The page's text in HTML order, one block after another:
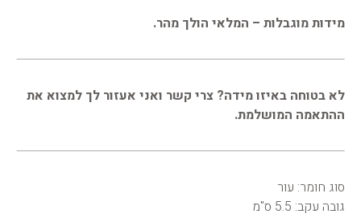
מידות מוגבלות – המלאי הולך מהר.
לא בטוחה באיזו מידה? צרי קשר ואני אעזור לך למצוא את
ההתאמה המושלמת.
סוג חומר: עור
גובה עקב: 5.5 ס"מ